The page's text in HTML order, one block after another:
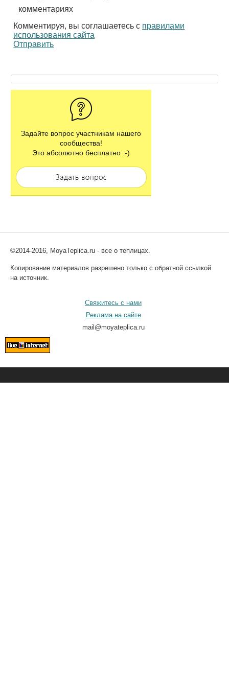
комментариях
Комментируя, вы соглашаетесь с правилами
использования сайта
Отправить
Задайте вопрос участникам нашего
сообщества!
Это абсолютно бесплатно :-)
©2014-2016, MoyaTeplica.ru - все о теплицах.
Копирование материалов разрешено только с обратной ссылкой
на источник.
Свяжитесь с нами
Реклама на сайте
mail@moyateplica.ru